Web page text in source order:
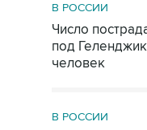
В РОССИИ
Число
под
человек
В РОССИИ